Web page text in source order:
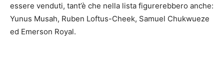
essere venduti, tant’è che nella lista figurerebbero anche:
Yunus Musah, Ruben Loftus-Cheek, Samuel Chukwueze
ed Emerson Royal.